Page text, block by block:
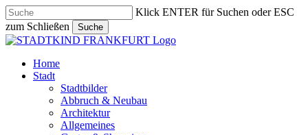
Skip
to
main
content
Klick ENTER für Suchen oder ESC
zum Schließen
Suche
Close
search
Menu
Home
Stadt
Stadtbilder
Abbruch & Neubau
Architektur
Allgemeines